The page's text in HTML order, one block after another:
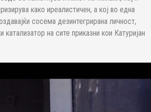
како иреалистичен, а кој во една
сосема дезинтегрирана личност,
на сите приказни кои Катуријан